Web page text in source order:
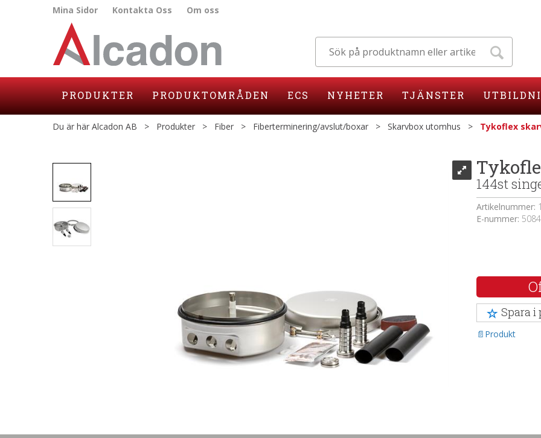
Mina Sidor Kontakta Oss Om oss
PRODUKTER PRODUKTOMRÅDEN ECS NYHETER TJÄNSTER
Du är här Alcadon AB > Produkter > Fiber > Fiberterminering/avslut/boxar > Skarvbox utomhus > Tykoflex
144st
Artikelnummer:
E-nummer:
Spara
Produkt